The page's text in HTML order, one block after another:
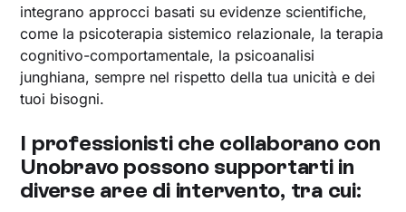
integrano approcci basati su evidenze scientifiche,
come la psicoterapia sistemico relazionale, la terapia
cognitivo-comportamentale, la psicoanalisi
junghiana, sempre nel rispetto della tua unicità e dei
tuoi bisogni.
I professionisti che collaborano con
Unobravo possono supportarti in
diverse aree di intervento, tra cui: